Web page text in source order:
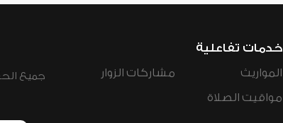
خدمات تفاعلية
المواريث
مواقيت الصلاة
مشاركات الزوار